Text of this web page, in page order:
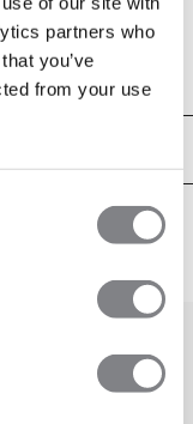
partners who
you’ve
from your use
Le tissu mesh maximise
votre entraînement
6% elastan